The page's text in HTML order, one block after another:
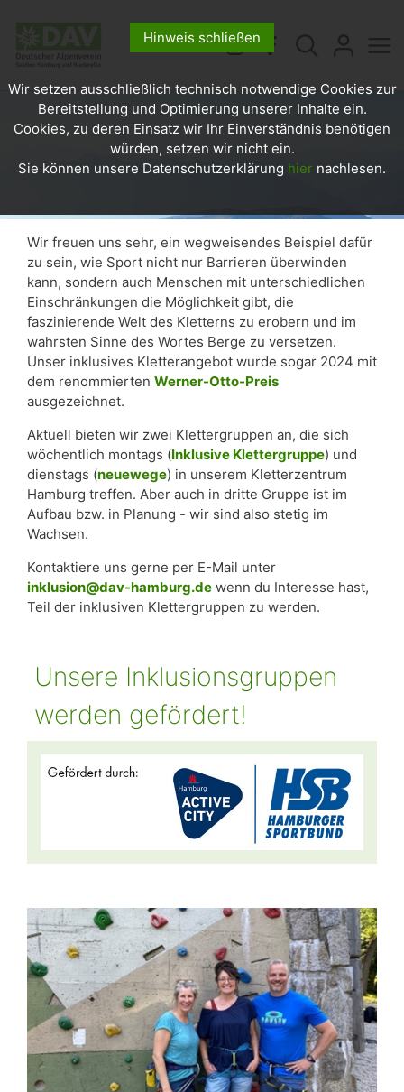
Wir freuen uns sehr, ein wegweisendes Beispiel dafür
zu sein, wie Sport nicht nur Barrieren überwinden
kann, sondern auch Menschen mit unterschiedlichen
Einschränkungen die Möglichkeit gibt, die
faszinierende Welt des Kletterns zu erobern und im
wahrsten Sinne des Wortes Berge zu versetzen.
Unser inklusives Kletterangebot wurde sogar 2024 mit
dem renommierten Werner-Otto-Preis
ausgezeichnet.
Aktuell bieten wir zwei Klettergruppen an, die sich
wöchentlich montags (Inklusive Klettergruppe) und
dienstags (neuewege) in unserem Kletterzentrum
Hamburg treffen. Aber auch in dritte Gruppe ist im
Aufbau bzw. in Planung - wir sind also stetig im
Wachsen.
Kontaktiere uns gerne per E-Mail unter
inklusion@dav-hamburg.de wenn du Interesse hast,
Teil der inklusiven Klettergruppen zu werden.
Unsere Inklusionsgruppen
werden gefördert!
Hinweis schließen
Wir setzen ausschließlich technisch notwendige Cookies zur
Bereitstellung und Optimierung unserer Inhalte ein.
Cookies, zu deren Einsatz wir Ihr Einverständnis benötigen
würden, setzen wir nicht ein.
Sie können unsere Datenschutzerklärung hier nachlesen.